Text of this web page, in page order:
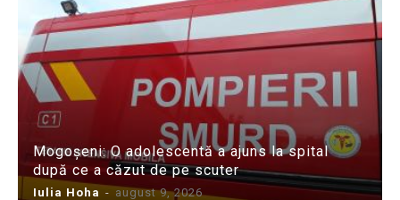
Mogoșeni: O adolescentă a ajuns la spital
după ce a căzut de pe scuter
Iulia Hoha - august 9, 2026